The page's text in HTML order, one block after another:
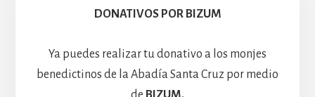
Hospedería
DONATIVOS POR BIZUM
Ya puedes realizar tu donativo a los monjes
benedictinos de la Abadía Santa Cruz por medio